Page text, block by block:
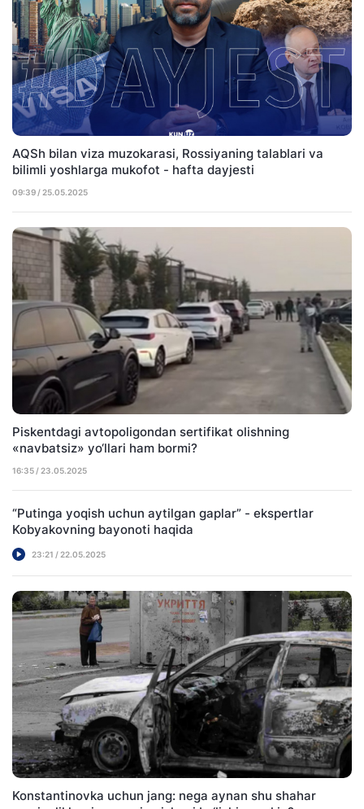
AQSh bilan viza muzokarasi, Rossiyaning talablari va
bilimli yoshlarga mukofot - hafta dayjesti
09:39 / 25.05.2025
Piskentdagi avtopoligondan sertifikat olishning
«navbatsiz» yo‘llari ham bormi?
16:35 / 23.05.2025
“Putinga yoqish uchun aytilgan gaplar” - ekspertlar
Kobyakovning bayonoti haqida
23:21 / 22.05.2025
Konstantinovka uchun jang: nega aynan shu shahar